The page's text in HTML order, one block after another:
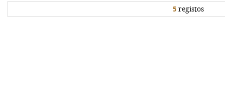
5 registos